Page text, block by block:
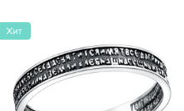
Хит